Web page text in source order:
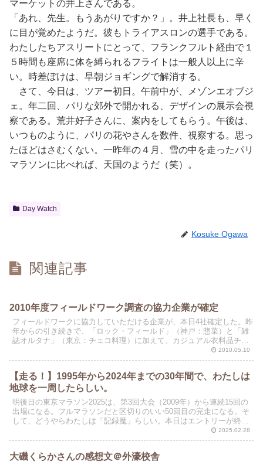
マーケットの井上さんである。
「あれ、先生。もうあがりですか？」。井上社長も、早く
に目が覚めたようだ。彼もトライアスロンの選手である。
わたしたちアスリートにとって、フランクフルト経由で１
５時間も座席に体を縛られるフライトは一般人以上に辛
い。時差ぼけは、早朝ジョギングで解消する。
さて、今日は、ツアー初日。午前中が、メゾンエオブジ
ェ。年二回、パリな郊外で開かれる、デザインの展示会視
察である。荒井好子さんに、案内をしてもらう。午後は、
いつものように、パリの花やさんを数件、視察する。思っ
たほどはさむくない。一昨年の４月、雪の中を走ったパリ
マラソンに比べれば、天国のようだ（笑）。
Day Watch
Kosuke Ogawa
関連記事
2010年度フィールドワーク調査の協力企業が確定
フィールドワークに協力していただける企業が、本日4社確定した。昨
年からの引き続きで、「ロック・フィールド」（神戸：惣菜）と「雑
誌オルタナ」（東京：チェコ料理）に加えて、カジュアル衣料品チェ
ーンの「クロスカンパニー」（岡山：店舗は「アース」）... 2010.05.10
【走る！】1995年から2024年までの30年間で、わたしは
地球を一周したらしい。
明後日の東京マラソン2025は、第3回大会（2009年）から連続15回の
出場になる。フルマラソンだと区切りのいい50回目の完走になる。そ
して、どうやらわたしは「記録魔」らしい。本日はエントリーが終わ
2025.02.28
大磯くらかさんの感想文＠外濠校舎